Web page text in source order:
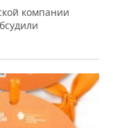
компании